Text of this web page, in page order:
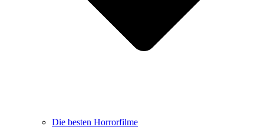
Die besten Horrorfilme